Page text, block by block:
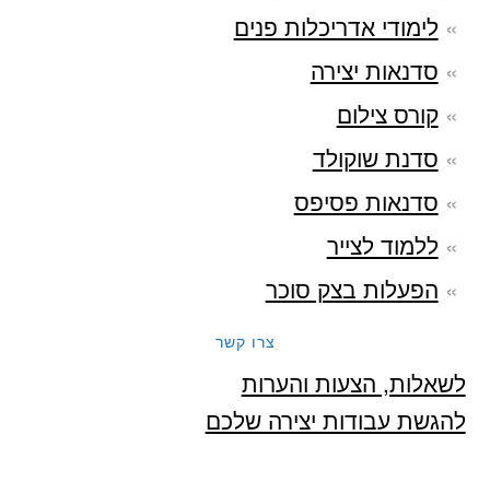
לימודי אדריכלות פנים
סדנאות יצירה
קורס צילום
סדנת שוקולד
סדנאות פסיפס
ללמוד לצייר
הפעלות בצק סוכר
צרו קשר
לשאלות, הצעות והערות
להגשת עבודות יצירה שלכם